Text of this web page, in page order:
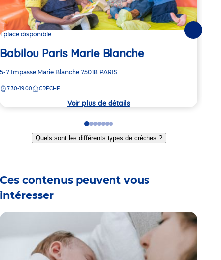
1 place disponible
Babilou Paris Marie Blanche
Adresse
la
5-7 Impasse Marie Blanche 75018 PARIS
7:30-19:00 CRÈCHE
Voir plus de détails
Go
to
slide
Go
to
slide
Go
to
slide
Go
to
slide
Go
to
slide
Go
to
slide
Go
to
slide
Quels sont les différents types de crèches ?
Ces contenus peuvent vous
intéresser